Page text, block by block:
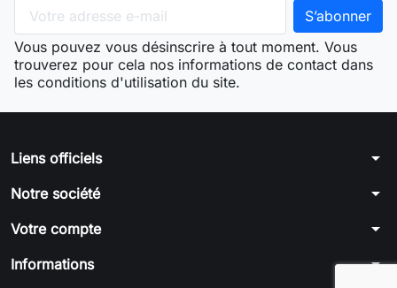
Vous pouvez vous désinscrire à tout moment. Vous
trouverez pour cela nos informations de contact dans
les conditions d'utilisation du site.
Liens officiels arrow_drop_down
Notre société arrow_drop_down
Votre compte arrow_drop_down
Informations arrow_drop_down